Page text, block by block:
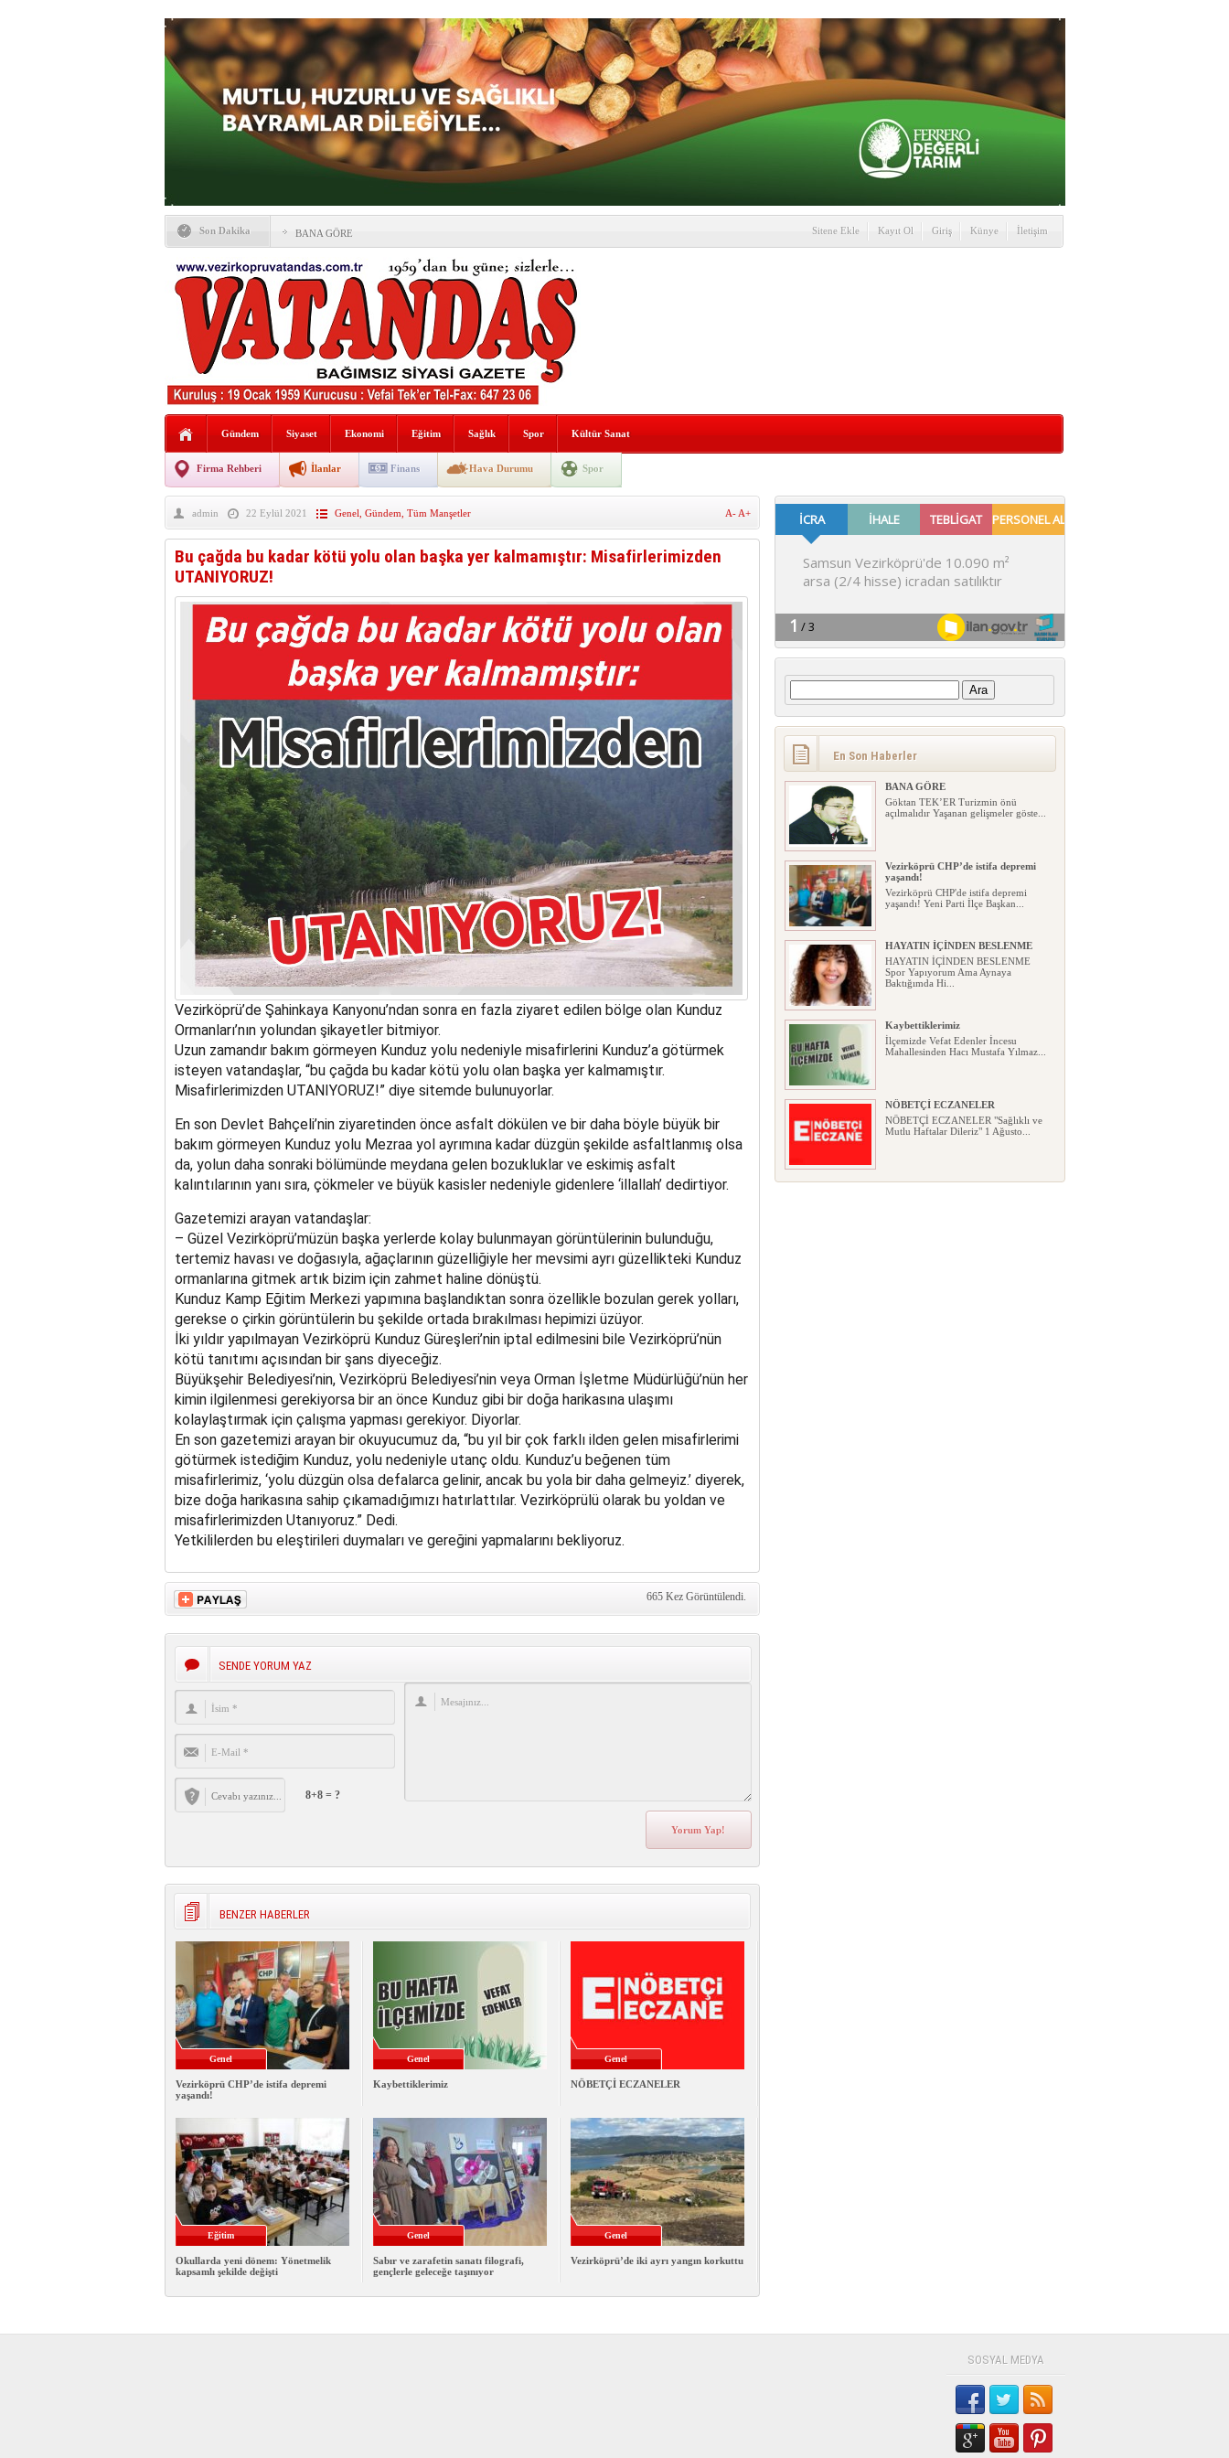
Son Dakika BANA GÖRE
Vezirköprü CHP’de istifa depremi yaşandı!
HAYATIN İÇİNDEN BESLENME
Kaybettiklerimiz
NÖBETÇİ ECZANELER
Okullarda yeni dönem: Yönetmelik kapsamlı şekilde
değişti
taşınıyor
Hafif ticari araç takla attı! 2’si Çocuk 5 Yaralı
“Yaz Seninle Güzel” doğa yürüyüşü
Sitene Ekle Kayıt Ol Giriş Künye İletişim
Gündem Siyaset Ekonomi Eğitim Sağlık Spor Kültür Sanat
Firma Rehberi İlanlar Finans Hava Durumu Spor
admin 22 Eylül 2021 Genel Gündem Tüm Manşetler A- A+
Bu çağda bu kadar kötü yolu olan başka yer kalmamıştır: Misafirlerimizden
UTANIYORUZ!
Vezirköprü’de Şahinkaya Kanyonu’ndan sonra en fazla ziyaret edilen bölge olan Kunduz
Ormanları’nın yolundan şikayetler bitmiyor.
Uzun zamandır bakım görmeyen Kunduz yolu nedeniyle misafirlerini Kunduz’a götürmek
isteyen vatandaşlar, “bu çağda bu kadar kötü yolu olan başka yer kalmamıştır.
Misafirlerimizden UTANIYORUZ!” diye sitemde bulunuyorlar.
En son Devlet Bahçeli’nin ziyaretinden önce asfalt dökülen ve bir daha böyle büyük bir
bakım görmeyen Kunduz yolu Mezraa yol ayrımına kadar düzgün şekilde asfaltlanmış olsa
da, yolun daha sonraki bölümünde meydana gelen bozukluklar ve eskimiş asfalt
kalıntılarının yanı sıra, çökmeler ve büyük kasisler nedeniyle gidenlere ‘illallah’ dedirtiyor.
Gazetemizi arayan vatandaşlar:
– Güzel Vezirköprü’müzün başka yerlerde kolay bulunmayan görüntülerinin bulunduğu,
tertemiz havası ve doğasıyla, ağaçlarının güzelliğiyle her mevsimi ayrı güzellikteki Kunduz
ormanlarına gitmek artık bizim için zahmet haline dönüştü.
Kunduz Kamp Eğitim Merkezi yapımına başlandıktan sonra özellikle bozulan gerek yolları,
gerekse o çirkin görüntülerin bu şekilde ortada bırakılması hepimizi üzüyor.
İki yıldır yapılmayan Vezirköprü Kunduz Güreşleri’nin iptal edilmesini bile Vezirköprü’nün
kötü tanıtımı açısından bir şans diyeceğiz.
Büyükşehir Belediyesi’nin, Vezirköprü Belediyesi’nin veya Orman İşletme Müdürlüğü’nün her
kimin ilgilenmesi gerekiyorsa bir an önce Kunduz gibi bir doğa harikasına ulaşımı
kolaylaştırmak için çalışma yapması gerekiyor. Diyorlar.
En son gazetemizi arayan bir okuyucumuz da, “bu yıl bir çok farklı ilden gelen misafirlerimi
götürmek istediğim Kunduz, yolu nedeniyle utanç oldu. Kunduz’u beğenen tüm
misafirlerimiz, ‘yolu düzgün olsa defalarca gelinir, ancak bu yola bir daha gelmeyiz.’ diyerek,
bize doğa harikasına sahip çıkamadığımızı hatırlattılar. Vezirköprülü olarak bu yoldan ve
misafirlerimizden Utanıyoruz.” Dedi.
Yetkililerden bu eleştirileri duymaları ve gereğini yapmalarını bekliyoruz.
665 Kez Görüntülendi.
SENDE YORUM YAZ
8+8 = ?
BENZER HABERLER
Genel
Vezirköprü CHP’de istifa depremi
yaşandı!
Genel
Kaybettiklerimiz
Genel
NÖBETÇİ ECZANELER
Eğitim
Okullarda yeni dönem: Yönetmelik
kapsamlı şekilde değişti
Genel
Sabır ve zarafetin sanatı filografi,
gençlerle geleceğe taşınıyor
Genel
Vezirköprü’de iki ayrı yangın korkuttu
Arama:
En Son Haberler
BANA GÖRE
Göktan TEK’ER Turizmin önü
açılmalıdır Yaşanan gelişmeler göste...
Vezirköprü CHP’de istifa depremi
yaşandı!
Vezirköprü CHP'de istifa depremi
yaşandı! Yeni Parti İlçe Başkan...
HAYATIN İÇİNDEN BESLENME
HAYATIN İÇİNDEN BESLENME
Spor Yapıyorum Ama Aynaya
Baktığımda Hi...
Kaybettiklerimiz
İlçemizde Vefat Edenler İncesu
Mahallesinden Hacı Mustafa Yılmaz...
NÖBETÇİ ECZANELER
NÖBETÇİ ECZANELER "Sağlıklı ve
Mutlu Haftalar Dileriz" 1 Ağusto...
Okullarda yeni dönem: Yönetmelik
SOSYAL MEDYA